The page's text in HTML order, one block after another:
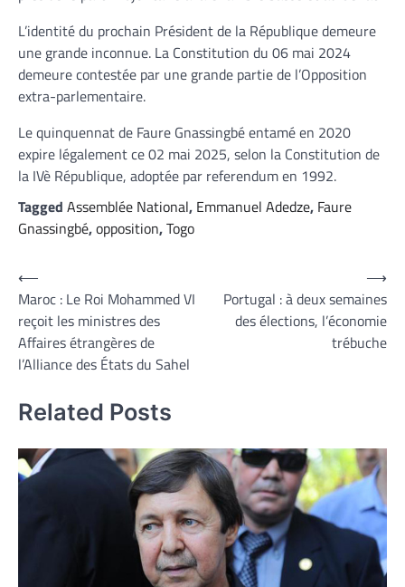
L’identité du prochain Président de la République demeure
une grande inconnue. La Constitution du 06 mai 2024
demeure contestée par une grande partie de l’Opposition
extra-parlementaire.
Le quinquennat de Faure Gnassingbé entamé en 2020
expire légalement ce 02 mai 2025, selon la Constitution de
la IVè République, adoptée par referendum en 1992.
Tagged Assemblée National, Emmanuel Adedze, Faure
Gnassingbé,opposition,Togo
Navigation
de
l’article
⟵
Maroc : Le Roi Mohammed VI
reçoit les ministres des
Affaires étrangères de
l’Alliance des États du Sahel
Portugal : à deux semaines
des élections, l’économie
trébuche
⟶
Related Posts